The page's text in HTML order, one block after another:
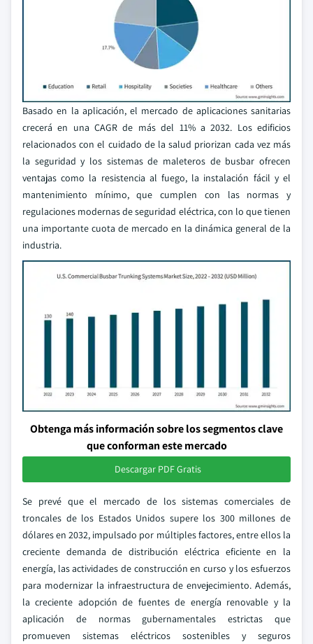
Basado en la aplicación, el mercado de aplicaciones sanitarias
crecerá en una CAGR de más del 11% a 2032. Los edificios
relacionados con el cuidado de la salud priorizan cada vez más
la seguridad y los sistemas de maleteros de busbar ofrecen
ventajas como la resistencia al fuego, la instalación fácil y el
mantenimiento mínimo, que cumplen con las normas y
regulaciones modernas de seguridad eléctrica, con lo que tienen
una importante cuota de mercado en la dinámica general de la
industria.
Obtenga más información sobre los segmentos clave
que conforman este mercado
Descargar PDF Gratis
Se prevé que el mercado de los sistemas comerciales de
troncales de los Estados Unidos supere los 300 millones de
dólares en 2032, impulsado por múltiples factores, entre ellos la
creciente demanda de distribución eléctrica eficiente en la
energía, las actividades de construcción en curso y los esfuerzos
para modernizar la infraestructura de envejecimiento. Además,
la creciente adopción de fuentes de energía renovable y la
aplicación de normas gubernamentales estrictas que
promueven sistemas eléctricos sostenibles y seguros